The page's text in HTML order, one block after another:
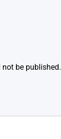
be published.